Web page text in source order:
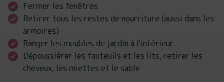
Fermer les fenêtres
Retirer tous les restes de nourriture (aussi dans les
armoires)
Ranger les meubles de jardin à l'intérieur
Dépoussiérer les fauteuils et les lits, retirer les
cheveux, les miettes et le sable